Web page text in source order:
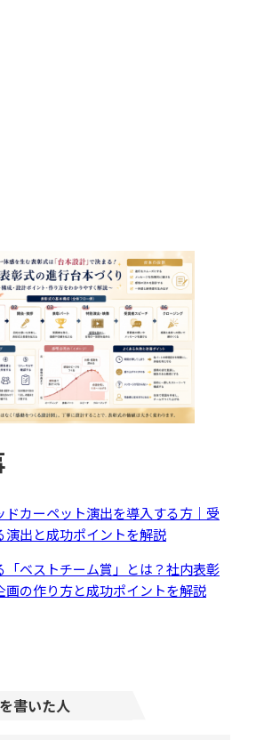
ドカーペット演出を導入する方｜受
演出と成功ポイントを解説
「ベストチーム賞」とは？社内表彰
画の作り方と成功ポイントを解説
書いた人